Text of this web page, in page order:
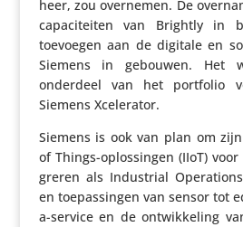
heer, zou overnemen. De
capa­ci­teiten van Brightly in
toevoegen aan de digitale en
Siemens in gebouwen. Het
onderdeel van het portfolio
Siemens Xcelerator.
Siemens is ook van plan om
of Things-oplos­singen (IIoT)
greren als Indu­strial
en toepas­singen van sensor tot
a-service en de ontwik­ke­ling